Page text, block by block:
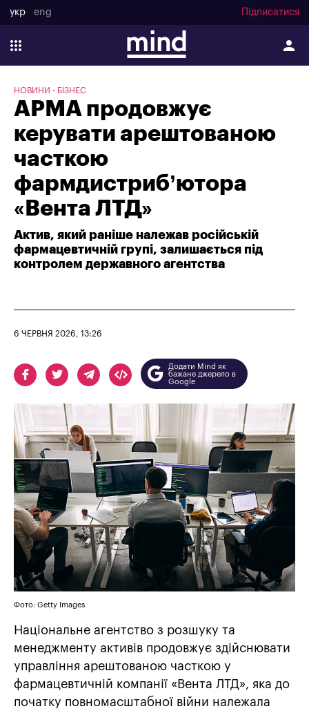
укр eng Підписатися
НОВИНИ БІЗНЕС
АРМА продовжує
керувати арештованою
часткою
фармдистриб’ютора
«Вента ЛТД»
Актив, який раніше належав російській
фармацевтичній групі, залишається під
контролем державного агентства
6 ЧЕРВНЯ 2026, 13:26
Додати Mind як
бажане джерело в
Google
Фото: Getty Images
Національне агентство з розшуку та
менеджменту активів продовжує здійснювати
управління арештованою часткою у
фармацевтичній компанії «Вента ЛТД», яка до
початку повномасштабної війни належала